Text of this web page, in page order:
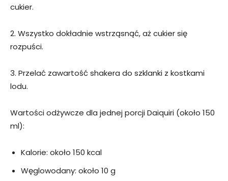
cukier.
2. Wszystko dokładnie wstrząsnąć, aż cukier się
rozpuści.
3. Przelać zawartość shakera do szklanki z kostkami
lodu.
Wartości odżywcze dla jednej porcji Daiquiri (około 150
ml):
Kalorie: około 150 kcal
Węglowodany: około 10 g